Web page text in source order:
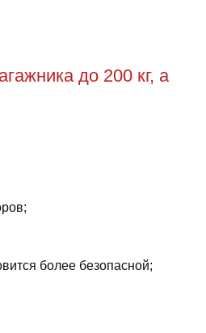
до 200 кг, а
более безопасной;